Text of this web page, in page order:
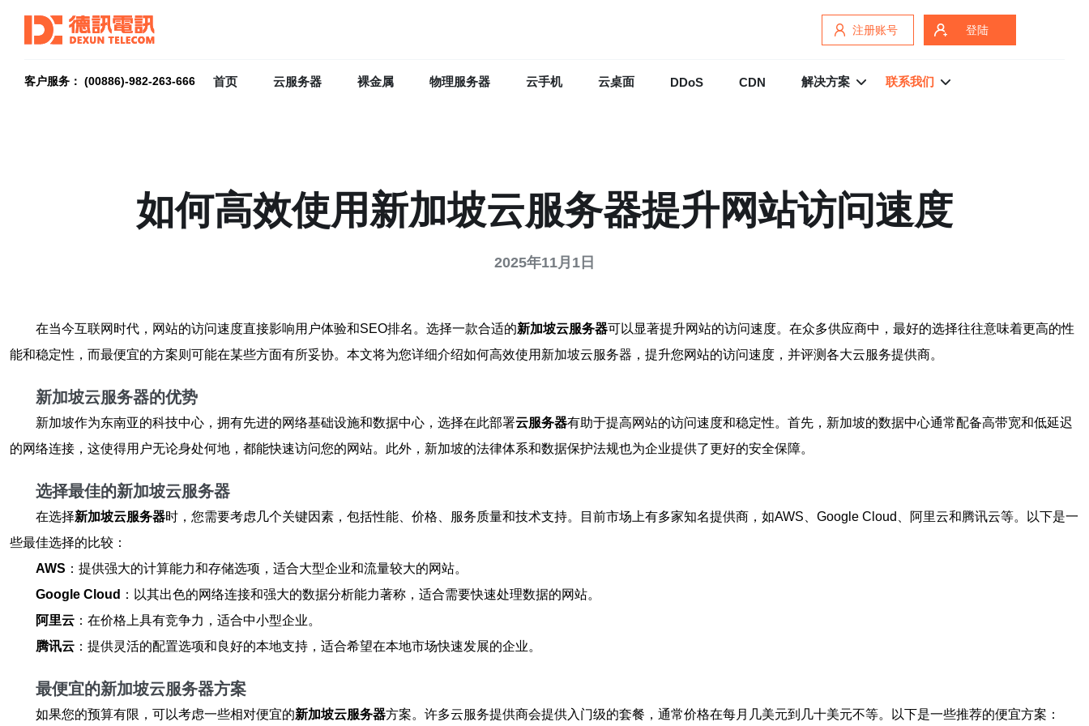
注册账号 登陆
客户服务： (00886)-982-263-666 首页 云服务器 裸金属 物理服务器 云手机 云桌面 DDoS CDN 解决方案 联系我们
如何高效使用新加坡云服务器提升网站访问速度
2025年11月1日
在当今互联网时代，网站的访问速度直接影响用户体验和SEO排名。选择一款合适的新加坡云服务器可以显著提升网站的访问速度。在众多供应商中，最好的选择往往意味着更高的性
能和稳定性，而最便宜的方案则可能在某些方面有所妥协。本文将为您详细介绍如何高效使用新加坡云服务器，提升您网站的访问速度，并评测各大云服务提供商。
新加坡云服务器的优势
新加坡作为东南亚的科技中心，拥有先进的网络基础设施和数据中心，选择在此部署云服务器有助于提高网站的访问速度和稳定性。首先，新加坡的数据中心通常配备高带宽和低延迟
的网络连接，这使得用户无论身处何地，都能快速访问您的网站。此外，新加坡的法律体系和数据保护法规也为企业提供了更好的安全保障。
选择最佳的新加坡云服务器
在选择新加坡云服务器时，您需要考虑几个关键因素，包括性能、价格、服务质量和技术支持。目前市场上有多家知名提供商，如AWS、Google Cloud、阿里云和腾讯云等。以下是一
些最佳选择的比较：
AWS ：提供强大的计算能力和存储选项，适合大型企业和流量较大的网站。
Google Cloud ：以其出色的网络连接和强大的数据分析能力著称，适合需要快速处理数据的网站。
阿里云 ：在价格上具有竞争力，适合中小型企业。
腾讯云 ：提供灵活的配置选项和良好的本地支持，适合希望在本地市场快速发展的企业。
最便宜的新加坡云服务器方案
如果您的预算有限，可以考虑一些相对便宜的新加坡云服务器方案。许多云服务提供商会提供入门级的套餐，通常价格在每月几美元到几十美元不等。以下是一些推荐的便宜方案：